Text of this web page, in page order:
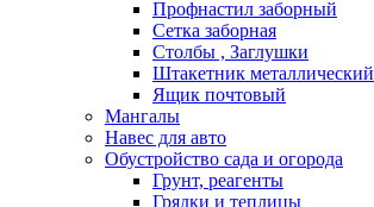
Профнастил заборный
Сетка заборная
Столбы , Заглушки
Штакетник металлический
Ящик почтовый
Мангалы
Навес для авто
Обустройство сада и огорода
Грунт, реагенты
Грядки и теплицы